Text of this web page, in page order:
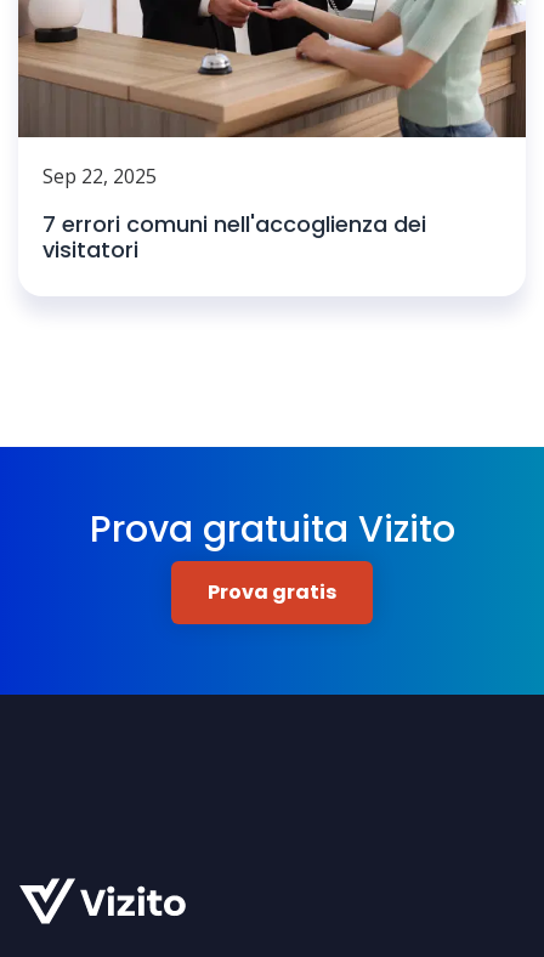
Sep 22, 2025
7 errori comuni nell'accoglienza dei
visitatori
Prova gratuita Vizito
Prova gratis